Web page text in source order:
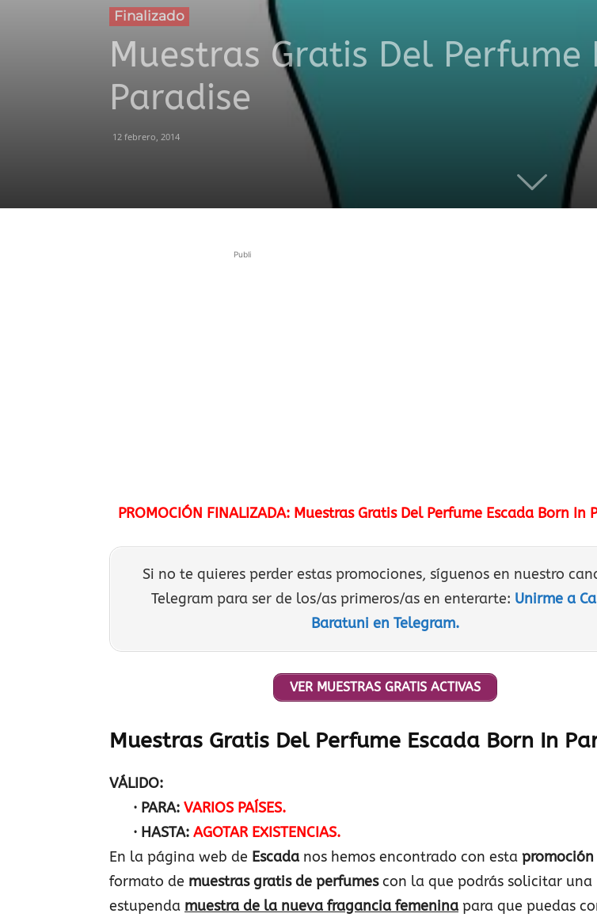
domicilio
Finalizado
Muestras Gratis Del Perfume
Paradise
12 febrero, 2014
Publi
PROMOCIÓN FINALIZADA: Muestras Gratis Del Perfume Escada Born In
Si no te quieres perder estas promociones, síguenos en nuestro
Telegram para ser de los/as primeros/as en enterarte: Unirme a
Baratuni en Telegram.
VER MUESTRAS GRATIS ACTIVAS
Muestras Gratis Del Perfume Escada Born In
VÁLIDO:
· PARA: VARIOS PAÍSES.
· HASTA: AGOTAR EXISTENCIAS.
En la página web de Escada nos hemos encontrado con esta promoción
formato de muestras gratis de perfumescon la que podrás solicitar una
estupenda muestra de la nueva fragancia femenina para que puedas